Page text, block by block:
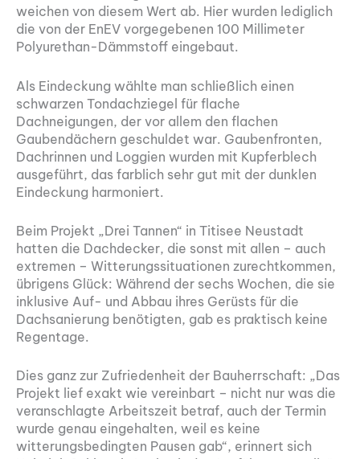
weichen von diesem Wert ab. Hier wurden lediglich
die von der EnEV vorgegebenen 100 Millimeter
Polyurethan-Dämmstoff eingebaut.
Als Eindeckung wählte man schließlich einen
schwarzen Tondachziegel für flache
Dachneigungen, der vor allem den flachen
Gaubendächern geschuldet war. Gaubenfronten,
Dachrinnen und Loggien wurden mit Kupferblech
ausgeführt, das farblich sehr gut mit der dunklen
Eindeckung harmoniert.
Beim Projekt „Drei Tannen“ in Titisee Neustadt
hatten die Dachdecker, die sonst mit allen – auch
extremen – Witterungssituationen zurechtkommen,
übrigens Glück: Während der sechs Wochen, die sie
inklusive Auf- und Abbau ihres Gerüsts für die
Dachsanierung benötigten, gab es praktisch keine
Regentage.
Dies ganz zur Zufriedenheit der Bauherrschaft: „Das
Projekt lief exakt wie vereinbart – nicht nur was die
veranschlagte Arbeitszeit betraf, auch der Termin
wurde genau eingehalten, weil es keine
witterungsbedingten Pausen gab“, erinnert sich